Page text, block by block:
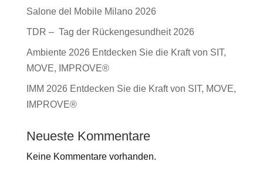
Salone del Mobile Milano 2026
TDR – Tag der Rückengesundheit 2026
Ambiente 2026 Entdecken Sie die Kraft von SIT,
MOVE, IMPROVE®
IMM 2026 Entdecken Sie die Kraft von SIT, MOVE,
IMPROVE®
Neueste Kommentare
Keine Kommentare vorhanden.